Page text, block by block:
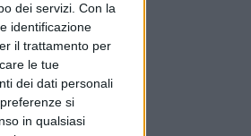
dei servizi. Con la
identificazione
il trattamento per
le tue
dei dati personali
si
in qualsiasi